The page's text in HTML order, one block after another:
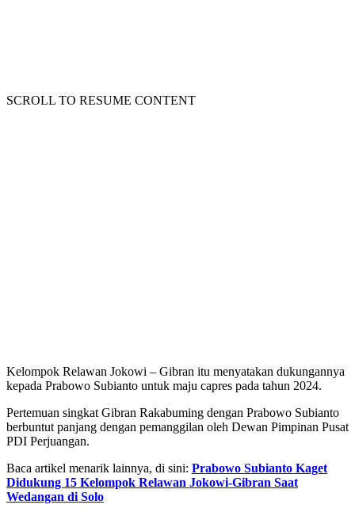
SCROLL TO RESUME CONTENT
Kelompok Relawan Jokowi – Gibran itu menyatakan dukungannya
kepada Prabowo Subianto untuk maju capres pada tahun 2024.
Pertemuan singkat Gibran Rakabuming dengan Prabowo Subianto
berbuntut panjang dengan pemanggilan oleh Dewan Pimpinan Pusat
PDI Perjuangan.
Baca artikel menarik lainnya, di sini: Prabowo Subianto Kaget
Didukung 15 Kelompok Relawan Jokowi-Gibran Saat
Wedangan di Solo